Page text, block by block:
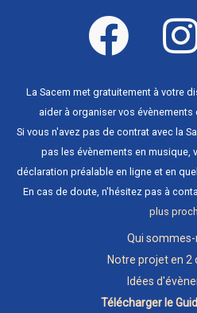
La Sacem met gratuitement à votre
aider à organiser vos évènements
Si vous n'avez pas de contrat avec la
pas les évènements en musique,
déclaration préalable en ligne et en
En cas de doute, n'hésitez pas à
plus
Qui sommes-
Notre projet en 2
Idées
Télécharger le